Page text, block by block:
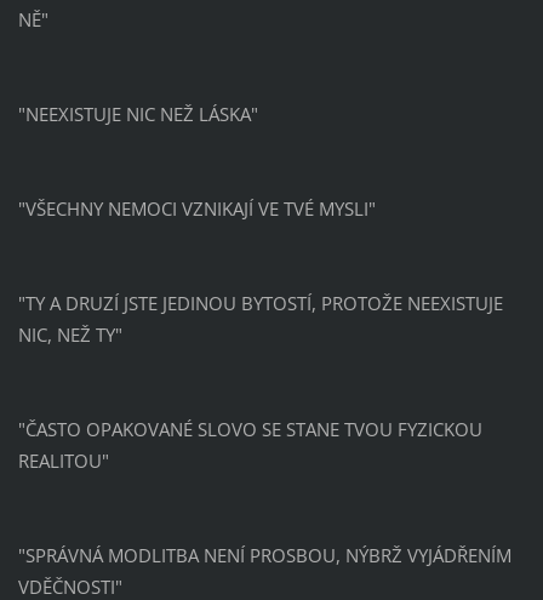
NĚ"
"NEEXISTUJE NIC NEŽ LÁSKA"
"VŠECHNY NEMOCI VZNIKAJÍ VE TVÉ MYSLI"
"TY A DRUZÍ JSTE JEDINOU BYTOSTÍ, PROTOŽE NEEXISTUJE
NIC, NEŽ TY"
"ČASTO OPAKOVANÉ SLOVO SE STANE TVOU FYZICKOU
REALITOU"
"SPRÁVNÁ MODLITBA NENÍ PROSBOU, NÝBRŽ VYJÁDŘENÍM
VDĚČNOSTI"